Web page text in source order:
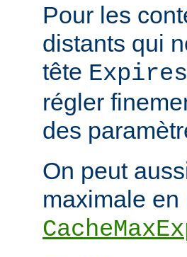
Pour les
distants qui
tête Expires
régler
des
On peut
maximale